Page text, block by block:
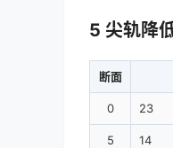
5 尖轨降
断面
0 23
5 14